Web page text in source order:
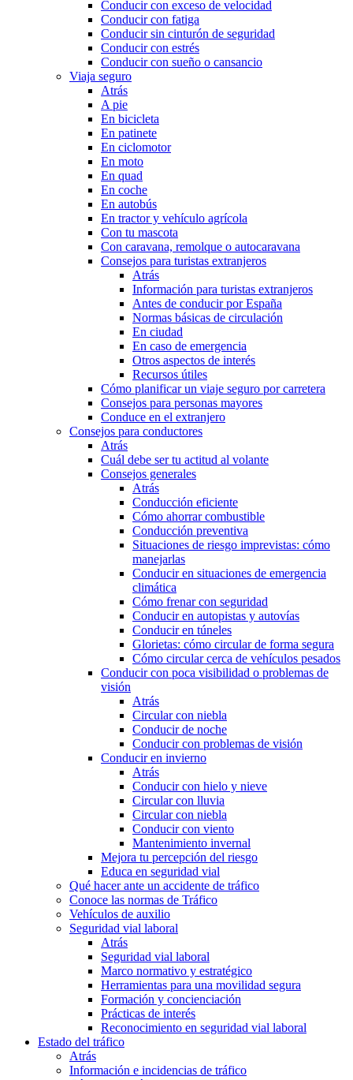
Conducir con exceso de velocidad
Conducir con fatiga
Conducir sin cinturón de seguridad
Conducir con estrés
Conducir con sueño o cansancio
Viaja seguro
Atrás
A pie
En bicicleta
En patinete
En ciclomotor
En moto
En quad
En coche
En autobús
En tractor y vehículo agrícola
Con tu mascota
Con caravana, remolque o autocaravana
Consejos para turistas extranjeros
Atrás
Información para turistas extranjeros
Antes de conducir por España
Normas básicas de circulación
En ciudad
En caso de emergencia
Otros aspectos de interés
Recursos útiles
Cómo planificar un viaje seguro por carretera
Consejos para personas mayores
Conduce en el extranjero
Consejos para conductores
Atrás
Cuál debe ser tu actitud al volante
Consejos generales
Atrás
Conducción eficiente
Cómo ahorrar combustible
Conducción preventiva
Situaciones de riesgo imprevistas: cómo
manejarlas
Conducir en situaciones de emergencia
climática
Cómo frenar con seguridad
Conducir en autopistas y autovías
Conducir en túneles
Glorietas: cómo circular de forma segura
Cómo circular cerca de vehículos pesados
Conducir con poca visibilidad o problemas de
visión
Atrás
Circular con niebla
Conducir de noche
Conducir con problemas de visión
Conducir en invierno
Atrás
Conducir con hielo y nieve
Circular con lluvia
Circular con niebla
Conducir con viento
Mantenimiento invernal
Mejora tu percepción del riesgo
Educa en seguridad vial
Qué hacer ante un accidente de tráfico
Conoce las normas de Tráfico
Vehículos de auxilio
Seguridad vial laboral
Atrás
Seguridad vial laboral
Marco normativo y estratégico
Herramientas para una movilidad segura
Formación y concienciación
Prácticas de interés
Reconocimiento en seguridad vial laboral
Estado del tráfico
Atrás
Información e incidencias de tráfico